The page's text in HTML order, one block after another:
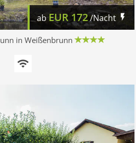
abEUR172/Nacht
in Weißenbrunn